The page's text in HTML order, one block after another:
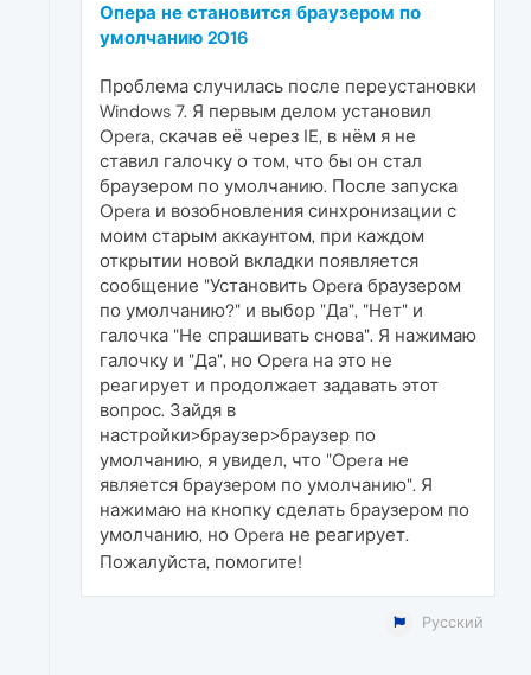
Опера не становится браузером по
умолчанию 2016
Проблема случилась после переустановки
Windows 7. Я первым делом установил
Opera, скачав её через IE, в нём я не
ставил галочку о том, что бы он стал
браузером по умолчанию. После запуска
Opera и возобновления синхронизации с
моим старым аккаунтом, при каждом
открытии новой вкладки появляется
сообщение "Установить Opera браузером
по умолчанию?" и выбор "Да", "Нет" и
галочка "Не спрашивать снова". Я нажимаю
галочку и "Да", но Opera на это не
реагирует и продолжает задавать этот
вопрос. Зайдя в
настройки>браузер>браузер по
умолчанию, я увидел, что "Opera не
является браузером по умолчанию". Я
нажимаю на кнопку сделать браузером по
умолчанию, но Opera не реагирует.
Пожалуйста, помогите!
Русский